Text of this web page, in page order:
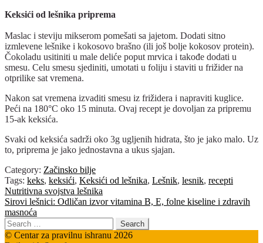
Keksići od lešnika priprema
Maslac i steviju mikserom pomešati sa jajetom. Dodati sitno
izmlevene lešnike i kokosovo brašno (ili još bolje kokosov protein).
Čokoladu usitiniti u male deliće poput mrvica i takođe dodati u
smesu. Celu smesu sjediniti, umotati u foliju i staviti u frižider na
otprilike sat vremena.
Nakon sat vremena izvaditi smesu iz frižidera i napraviti kuglice.
Peći na 180°C oko 15 minuta. Ovaj recept je dovoljan za pripremu
15-ak keksića.
Svaki od keksića sadrži oko 3g ugljenih hidrata, što je jako malo. Uz
to, priprema je jako jednostavna a ukus sjajan.
Category: Začinsko bilje
Tags: keks, keksići, Keksići od lešnika, Lešnik, lesnik, recepti
Post
navigation
Previous
post:
Nutritivna svojstva lešnika
Next
post:
Sirovi lešnici: Odličan izvor vitamina B, E, folne kiseline i zdravih
masnoća
Search
for:
© Centar za pravilnu ishranu 2026